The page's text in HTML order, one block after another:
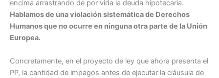
encima arrastrando de por vida la deuda hipotecaria.
Hablamos de una violación sistemática de Derechos
Humanos que no ocurre en ninguna otra parte de la Unión
Europea.
Concretamente, en el proyecto de ley que ahora presenta el
PP, la cantidad de impagos antes de ejecutar la cláusula de